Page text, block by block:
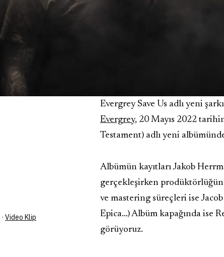
· Video Klip
Evergrey Save Us adlı yeni
Evergrey, 20 Mayıs 2022
Testament) adlı yeni
Albümün kayıtları Jakob
gerçekleşirken
ve mastering süreçleri ise
Epica…) Albüm kapağında ise
görüyoruz.